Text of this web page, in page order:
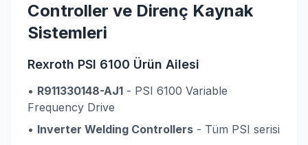
Controller ve Direnç Kaynak
Sistemleri
Rexroth PSI 6100 Ürün Ailesi
• R911330148-AJ1 - PSI 6100 Variable
Frequency Drive
• Inverter Welding Controllers - Tüm PSI serisi